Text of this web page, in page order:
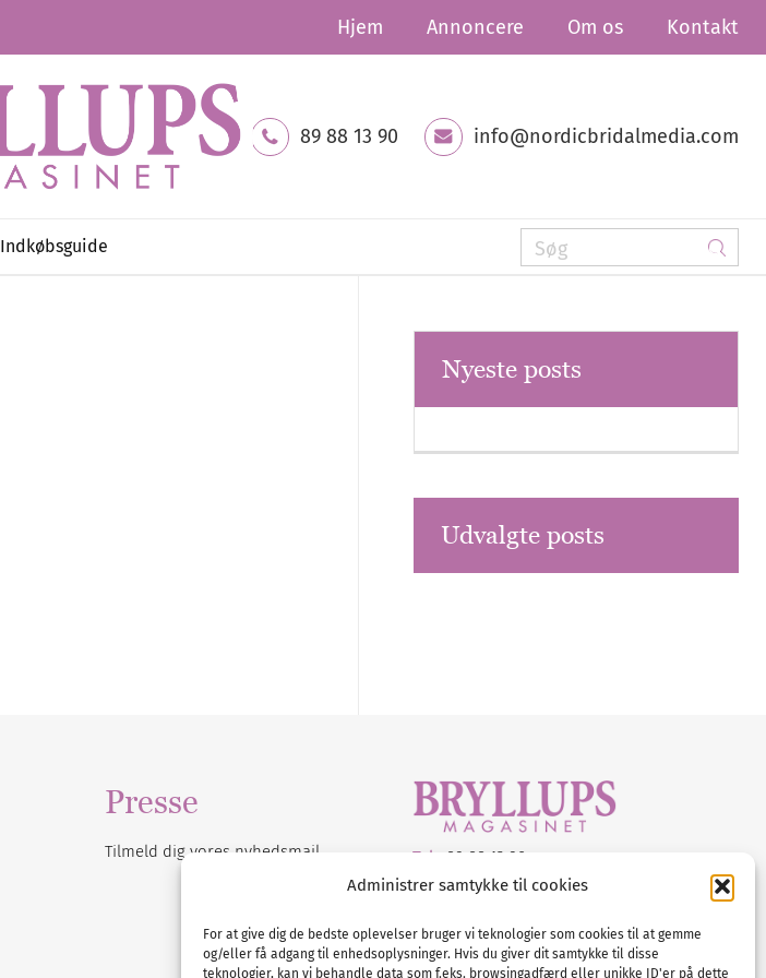
Administrer samtykke til cookies
For at give dig de bedste oplevelser bruger vi teknologier som cookies til at gemme
og/eller få adgang til enhedsoplysninger. Hvis du giver dit samtykke til disse
teknologier, kan vi behandle data som f.eks. browsingadfærd eller unikke ID'er på dette
Hjem Annoncere Om os Kontakt
89 88 13 90 info@nordicbridalmedia.com
Indkøbsguide
Nyeste posts
Udvalgte posts
Presse
Tilmeld dig vores nyhedsmail Tel :
89 88 13 90
E-post:info@nordicbridalmedia.com
© All rights reserved.
Org.nr: DK34787271